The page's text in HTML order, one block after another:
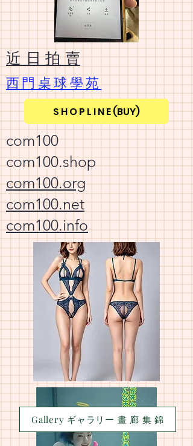
​近 日 拍 賣
​西門桌球學苑
S H O P L I N E (BUY)
com100
com100.shop
com100.org
com100.net
com100.info
Gallery ギャラリー 畫 廊 集 錦